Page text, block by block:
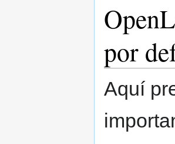
por
Aquí